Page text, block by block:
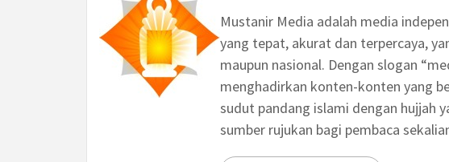
Mustanir Media adalah media
yang tepat, akurat dan terpercaya,
maupun nasional. Dengan slogan
menghadirkan konten-konten yang
sudut pandang islami dengan hujjah
sumber rujukan bagi pembaca